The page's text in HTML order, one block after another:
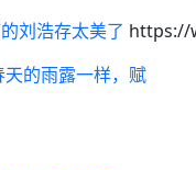
刘浩存太美了 https://
的雨露一样，赋